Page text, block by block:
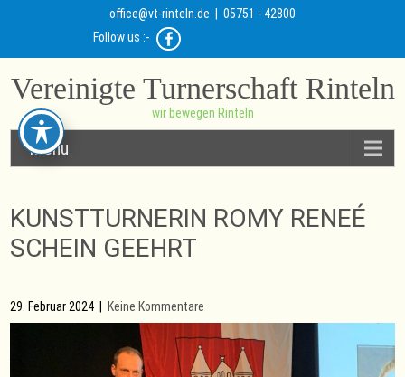
office@vt-rinteln.de | 05751 - 42800
Follow us :-
Vereinigte Turnerschaft Rinteln
wir bewegen Rinteln
Menu
KUNSTTURNERIN ROMY RENEÉ
SCHEIN GEEHRT
29. Februar 2024 Keine Kommentare